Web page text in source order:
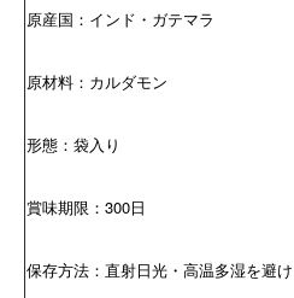
原産国：インド・ガテマラ
原材料：カルダモン
形態：袋入り
賞味期限：300日
保存方法：直射日光・高温多湿を避